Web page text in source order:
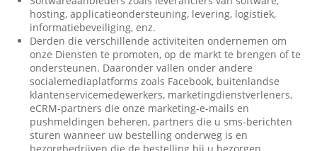
hosting, applicatieondersteuning, levering, logistiek,
informatiebeveiliging, enz.
Derden die verschillende activiteiten ondernemen om
onze Diensten te promoten, op de markt te brengen of te
ondersteunen. Daaronder vallen onder andere
socialemediaplatforms zoals Facebook, buitenlandse
klantenservicemedewerkers, marketingdienstverleners,
eCRM-partners die onze marketing-e-mails en
pushmeldingen beheren, partners die u sms-berichten
sturen wanneer uw bestelling onderweg is en